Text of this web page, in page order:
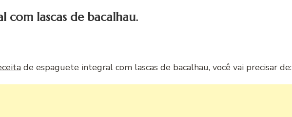
com lascas de bacalhau.
de espaguete integral com lascas de bacalhau, você vai precisar de: